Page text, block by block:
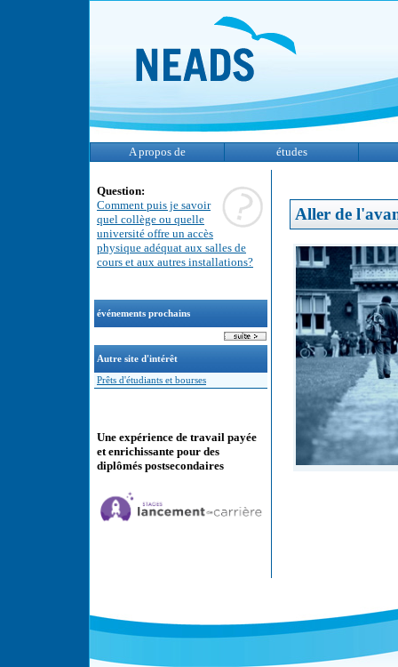
A propos de études
Question:
Comment puis je savoir
quel collège ou quelle
université offre un accès
physique adéquat aux salles de
cours et aux autres installations?
événements prochains
Autre site d'intérêt
Prêts d'étudiants et bourses
Une expérience de travail payée
et enrichissante pour des
diplômés postsecondaires
Aller de